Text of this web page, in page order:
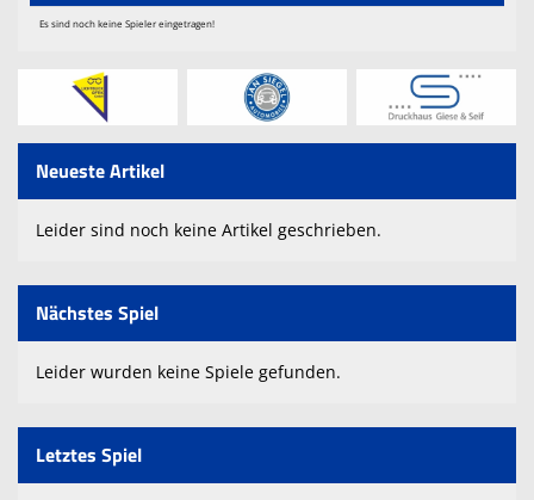
Es sind noch keine Spieler eingetragen!
Neueste Artikel
Leider sind noch keine Artikel geschrieben.
Nächstes Spiel
Leider wurden keine Spiele gefunden.
Letztes Spiel